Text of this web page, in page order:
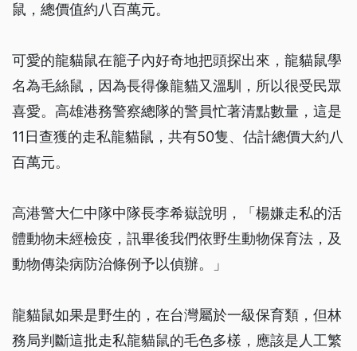
鼠，總價值約八百萬元。
可愛的龍貓鼠在籠子內好奇地把頭探出來，龍貓鼠學
名為毛絲鼠，因為長得像龍貓又溫馴，所以很受民眾
喜愛。高雄港務警察總隊的警員忙著清點數量，這是
11日查獲的走私龍貓鼠，共有50隻、估計總價大約八
百萬元。
高港警大仁中隊中隊長李希嶽說明，「楊嫌走私的活
體動物未經檢疫，訊畢後我們依野生動物保育法，及
動物傳染病防治條例予以偵辦。」
龍貓鼠如果是野生的，在台灣屬於一級保育類，但林
務局判斷這批走私龍貓鼠的毛色多樣，應該是人工繁